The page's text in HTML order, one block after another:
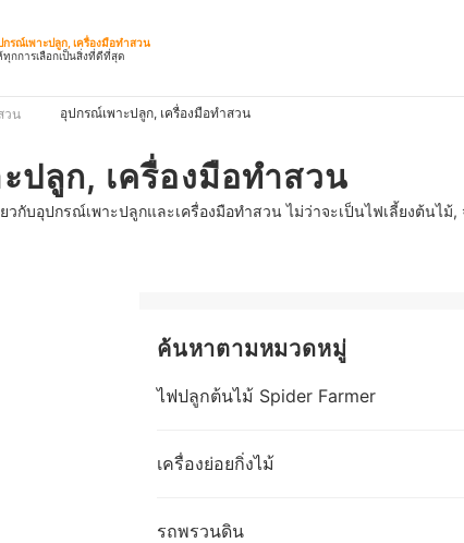
กรณ์เพาะปลูก, เครื่องมือทำสวน
ทุกการเลือกเป็นสิ่งที่ดีที่สุด
วน อุปกรณ์เพาะปลูก, เครื่องมือทำสวน
ปลูก, เครื่องมือทำสวน
กับอุปกรณ์เพาะปลูกและเครื่องมือทำสวน ไม่ว่าจะเป็นไฟเลี้ยงต้นไม้
ค้นหาตามหมวดหมู่
ไฟปลูกต้นไม้ Spider Farmer
เครื่องย่อยกิ่งไม้
รถพรวนดิน